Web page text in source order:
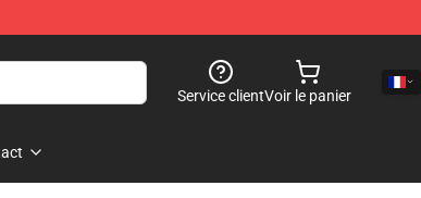
Service clientVoir le panier